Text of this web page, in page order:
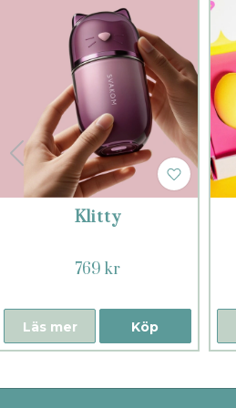
Klitty
769 kr
Köp
Läs mer